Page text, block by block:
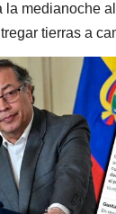
la medianoche
tierras a